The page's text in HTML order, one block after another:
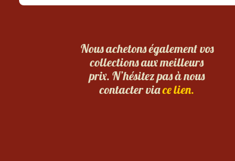
Nous achetons également vos
collections aux meilleurs
prix. N’hésitez pas à nous
contacter viace lien.